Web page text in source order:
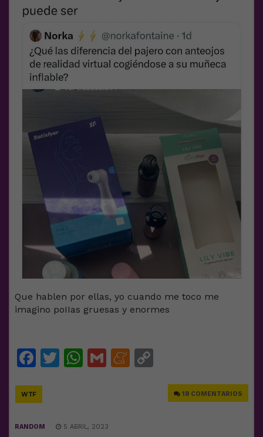
Que hablen por ellas, yo cuando me toco me
imagino poIIas gruesas y enormes
Facebook
Twitter
WhatsApp
GmailMeneame
WTF 18 COMENTARIOS
RANDOM 5 ABRIL, 2023